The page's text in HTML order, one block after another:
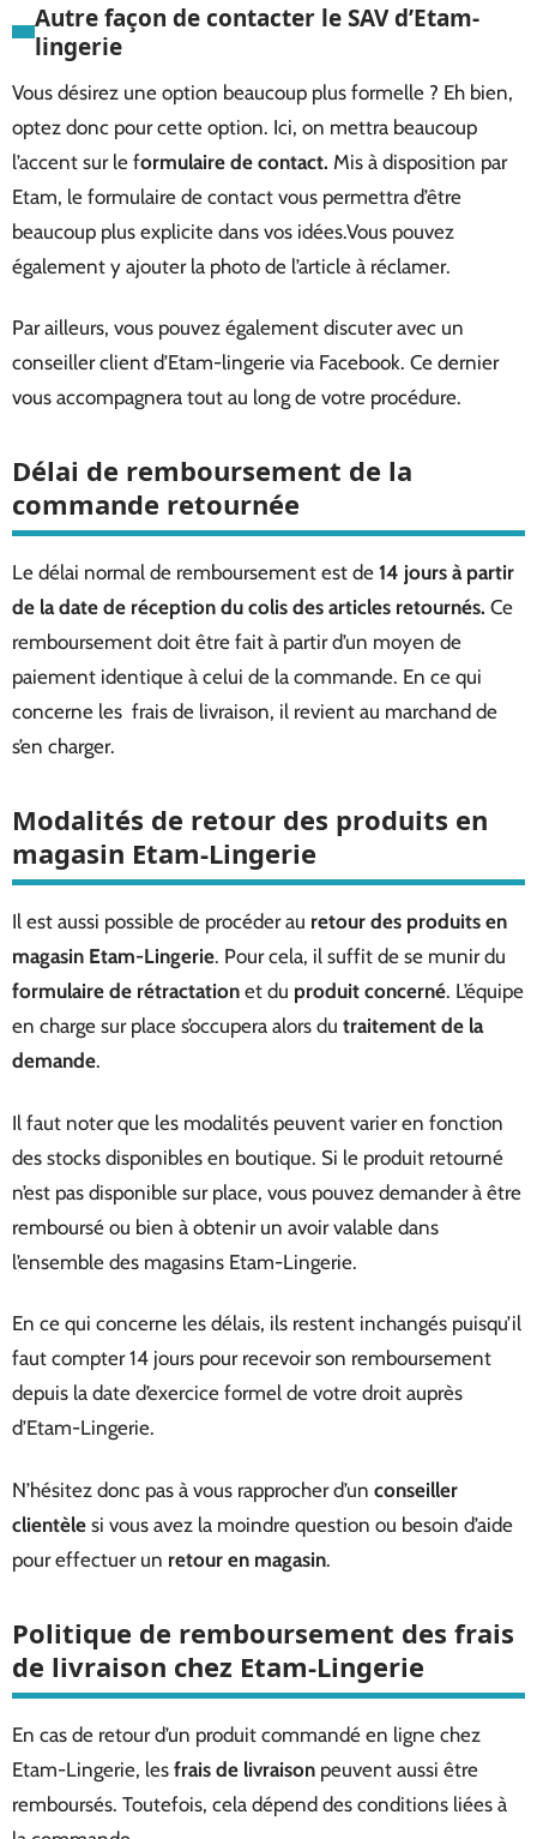
Autre façon de contacter le SAV d’Etam-
lingerie
Vous désirez une option beaucoup plus formelle ? Eh bien,
optez donc pour cette option. Ici, on mettra beaucoup
l’accent sur le formulaire de contact. Mis à disposition par
Etam, le formulaire de contact vous permettra d’être
beaucoup plus explicite dans vos idées.Vous pouvez
également y ajouter la photo de l’article à réclamer.
Par ailleurs, vous pouvez également discuter avec un
conseiller client d’Etam-lingerie via Facebook. Ce dernier
vous accompagnera tout au long de votre procédure.
Délai de remboursement de la
commande retournée
Le délai normal de remboursement est de 14 jours à partir
de la date de réception du colis des articles retournés. Ce
remboursement doit être fait à partir d’un moyen de
paiement identique à celui de la commande. En ce qui
concerne les frais de livraison, il revient au marchand de
s’en charger.
Modalités de retour des produits en
magasin Etam-Lingerie
Il est aussi possible de procéder au retour des produits en
magasin Etam-Lingerie. Pour cela, il suffit de se munir du
formulaire de rétractation et du produit concerné. L’équipe
en charge sur place s’occupera alors du traitement de la
demande.
Il faut noter que les modalités peuvent varier en fonction
des stocks disponibles en boutique. Si le produit retourné
n’est pas disponible sur place, vous pouvez demander à être
remboursé ou bien à obtenir un avoir valable dans
l’ensemble des magasins Etam-Lingerie.
En ce qui concerne les délais, ils restent inchangés puisqu’il
faut compter 14 jours pour recevoir son remboursement
depuis la date d’exercice formel de votre droit auprès
d’Etam-Lingerie.
N’hésitez donc pas à vous rapprocher d’un conseiller
clientèle si vous avez la moindre question ou besoin d’aide
pour effectuer un retour en magasin.
Politique de remboursement des frais
de livraison chez Etam-Lingerie
En cas de retour d’un produit commandé en ligne chez
Etam-Lingerie, les frais de livraison peuvent aussi être
remboursés. Toutefois, cela dépend des conditions liées à